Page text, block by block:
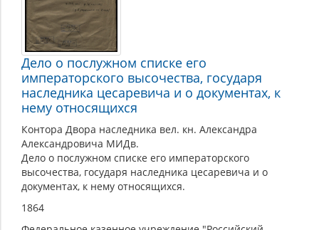
Дело о послужном списке его
императорского высочества, государя
наследника цесаревича и о документах, к
нему относящихся
Контора Двора наследника вел. кн. Александра
Александровича МИДв.
Дело о послужном списке его императорского
высочества, государя наследника цесаревича и о
документах, к нему относящихся.
1864